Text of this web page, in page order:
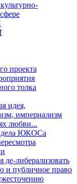
проекта
толка
идея,
империализм
любви...
дела ЮКОСа
де-либерализовать
и публичное право